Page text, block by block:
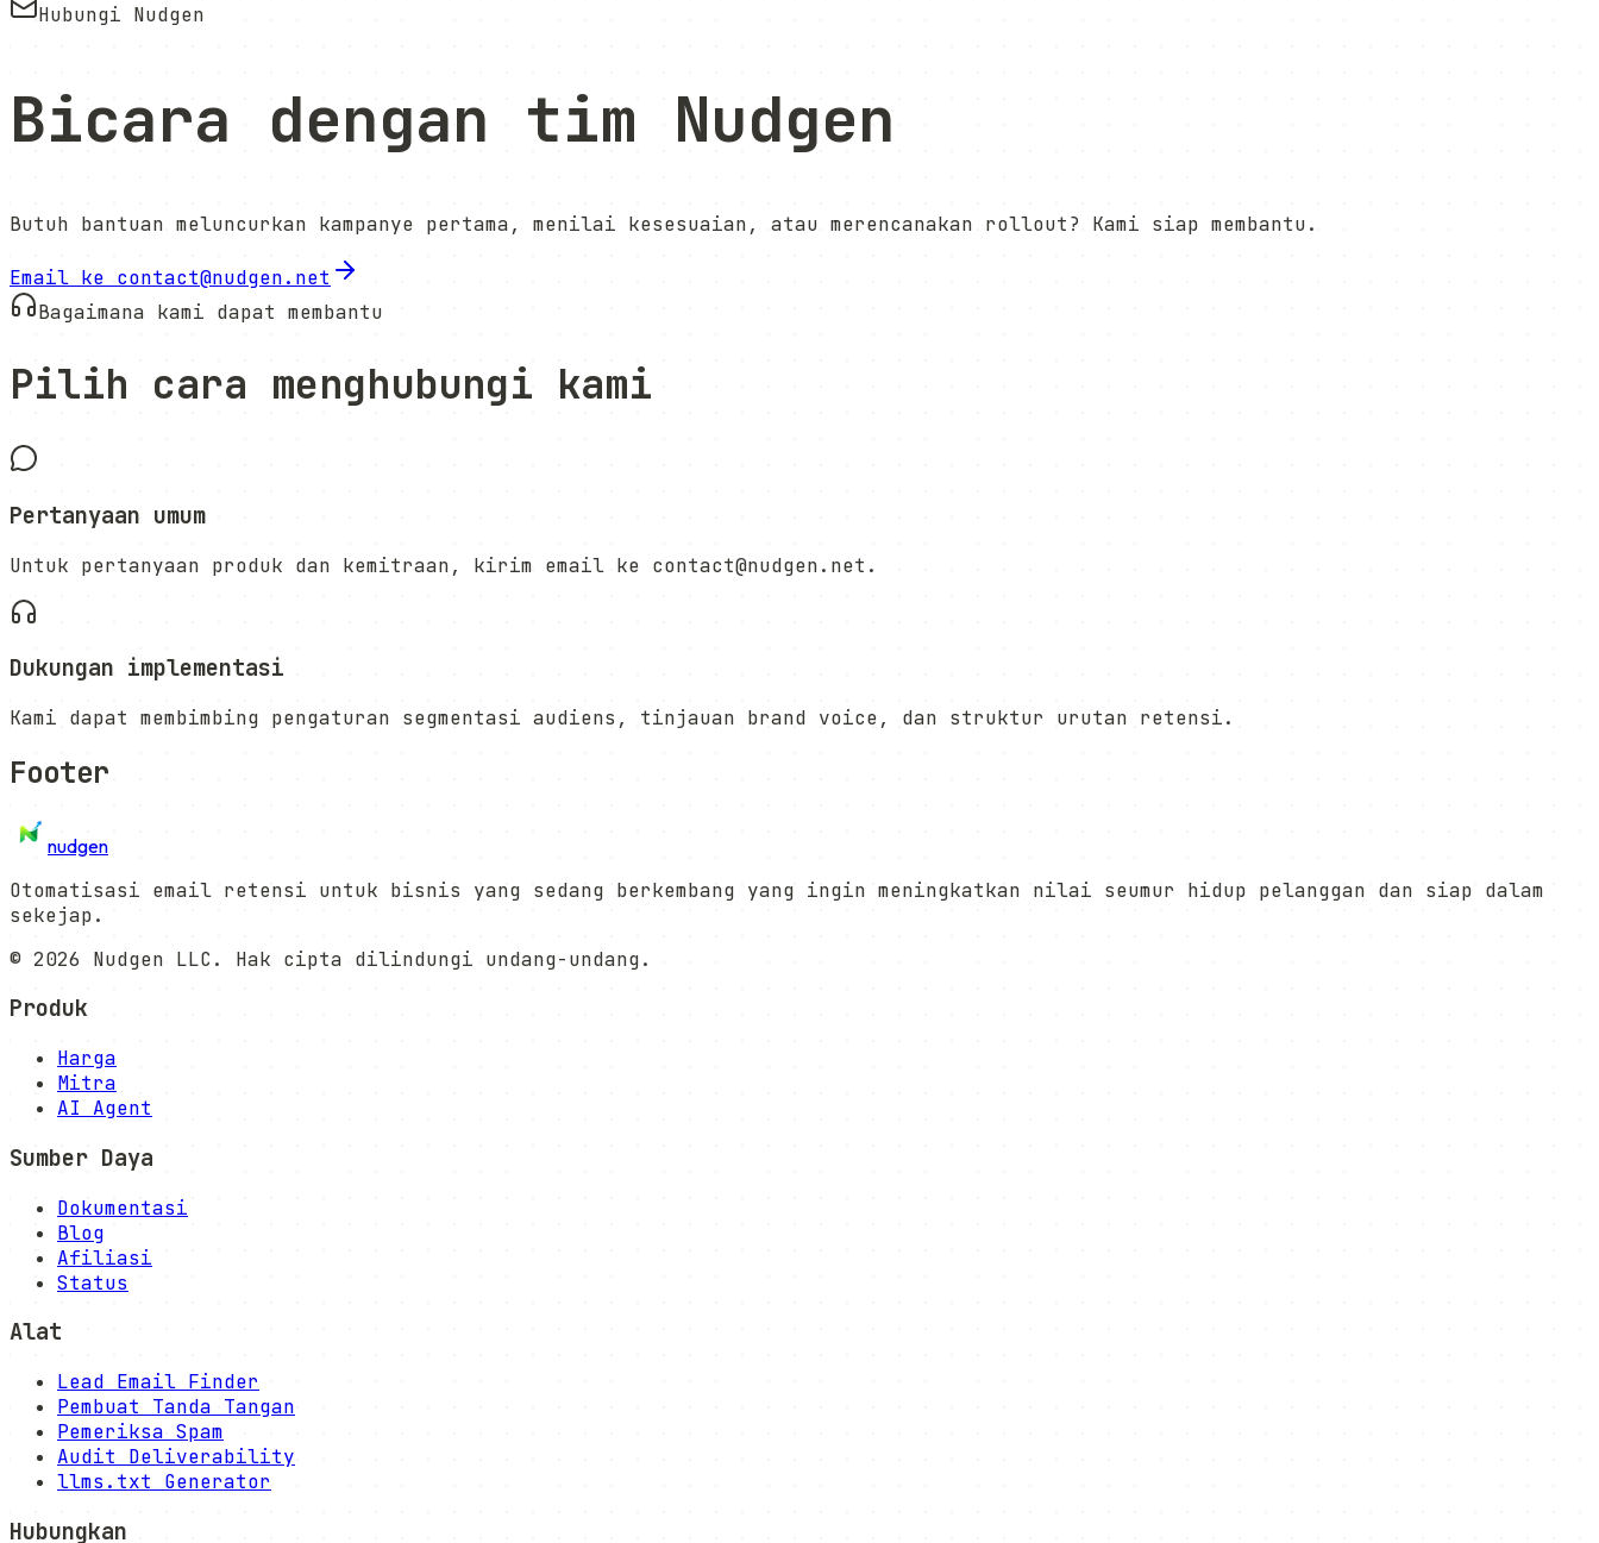
Hubungi Nudgen
Bicara dengan tim Nudgen
Butuh bantuan meluncurkan kampanye pertama, menilai kesesuaian, atau merencanakan rollout? Kami siap membantu.
Email ke contact@nudgen.net
Bagaimana kami dapat membantu
Pilih cara menghubungi kami
Pertanyaan umum
Untuk pertanyaan produk dan kemitraan, kirim email ke contact@nudgen.net.
Dukungan implementasi
Kami dapat membimbing pengaturan segmentasi audiens, tinjauan brand voice, dan struktur urutan retensi.
Footer
nudgen
Otomatisasi email retensi untuk bisnis yang sedang berkembang yang ingin meningkatkan nilai seumur hidup pelanggan dan siap dalam
sekejap.
© 2026 Nudgen LLC. Hak cipta dilindungi undang-undang.
Produk
Harga
Mitra
AI Agent
Sumber Daya
Dokumentasi
Blog
Afiliasi
Status
Alat
Lead Email Finder
Pembuat Tanda Tangan
Pemeriksa Spam
Audit Deliverability
llms.txt Generator
Hubungkan